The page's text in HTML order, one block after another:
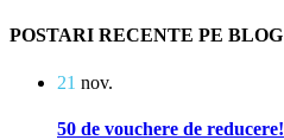
POSTARI RECENTE PE BLOG
21 nov.
50 de vouchere de reducere!